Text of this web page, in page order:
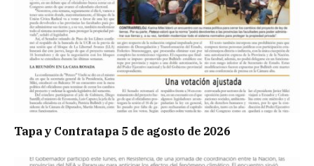
Tapa y Contratapa 5 de agosto de 2026